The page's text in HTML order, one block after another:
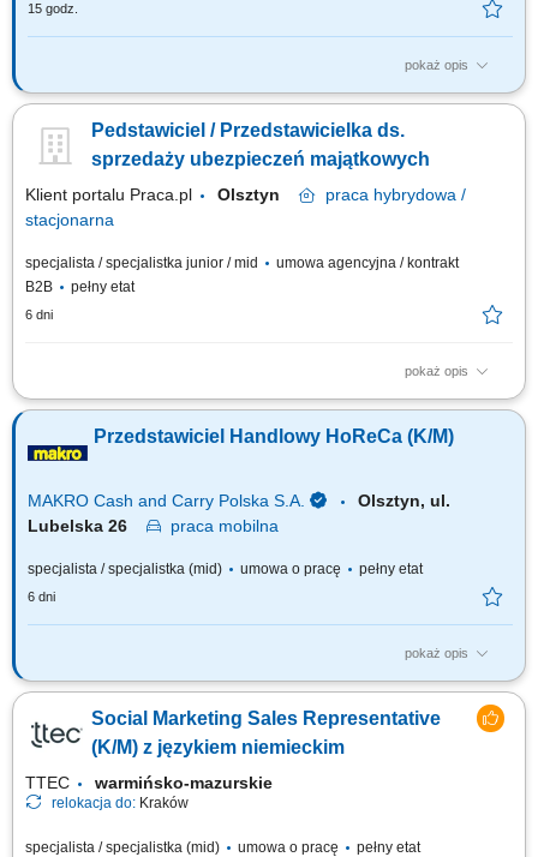
15 godz.
pokaż opis
Twój zakres obowiązków: Sprzedaż bezpośrednia produktów
obszarze. Budowanie długotrwałych relacji z klientem. Efektywne
wprowadzanie nowych produktów.
Pedstawiciel / Przedstawicielka ds.
sprzedaży ubezpieczeń majątkowych
Klient portalu Praca.pl Olsztyn praca hybrydowa /
stacjonarna
specjalista / specjalistka junior / mid
umowa agencyjna / kontrakt
B2B
pełny etat
6 dni
pokaż opis
Aktywne budowanie i długofalowe rozwijanie partnerskich relacji z
dopasowania optymalnych planów ochronnych. Przeprowadzanie
spotkań doradczych zarówno w formie zdalnej, jak i podczas
Przedstawiciel Handlowy HoReCa (K/M)
MAKRO Cash and Carry Polska S.A.
Olsztyn, ul.
Lubelska 26
praca mobilna
specjalista / specjalistka (mid) umowa o pracę pełny etat
6 dni
pokaż opis
Do Twoich głównych zadań będzie należało: Pozyskiwanie nowych
klientów i budowanie długotrwałych relacji. Rozwijanie sieci sprzedaży
HoReCa. Identyfikacja potrzeb klientów oraz profesjonalne doradztwo w
zakresie rozwoju na rynku HoReCa. Realizacja celów sprzedaży.
Social Marketing Sales Representative
(K/M) z językiem niemieckim
TTEC warmińsko-mazurskie
relokacja do: Kraków
specjalista / specjalistka (mid) umowa o pracę
pełny etat